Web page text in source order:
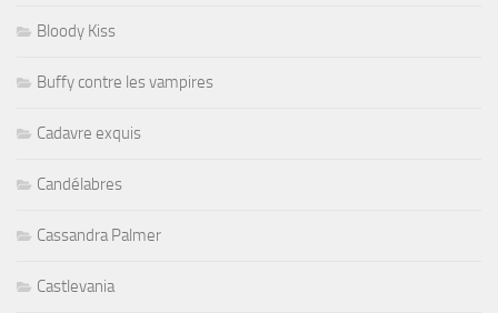
Bloody Kiss
Buffy contre les vampires
Cadavre exquis
Candélabres
Cassandra Palmer
Castlevania